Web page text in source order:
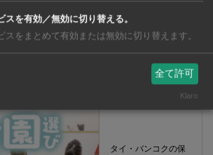
【タイ・バンコ
ク】 コンビニ（セ
ブンイレブン）で買
える薬 2026年版
タイ・バンコクの保
スを有効／無効に切り替える。
スをまとめて有効または無効に切り替えます。
全て許可
Klaro